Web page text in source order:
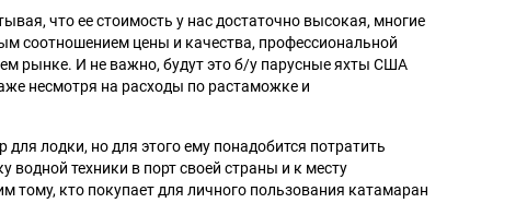
что ее стоимость у нас достаточно высокая, многие
соотношением цены и качества, профессиональной
рынке. И не важно, будут это б/у парусные яхты США
несмотря на расходы по растаможке и
лодки, но для этого ему понадобится потратить
техники в порт своей страны и к месту
тому, кто покупает для личного пользования катамаран